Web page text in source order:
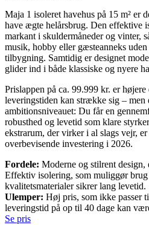
Maja 1 isoleret havehus på 15 m² er
have ægte helårsbrug. Den effektive
markant i skuldermåneder og vinter,
musik, hobby eller gæsteanneks
tilbygning. Samtidig er designet
glider ind i både klassiske og nyere
Prislappen på ca. 99.999 kr. er
leveringstiden kan strække sig – men
ambitionsniveauet: Du får en
robusthed og levetid som klare
ekstrarum, der virker i al slags vejr,
overbevisende investering i 2026.
Fordele: Moderne og stilrent design,
Effektiv isolering, som muliggør brug
kvalitetsmaterialer sikrer lang levetid.
Ulemper: Høj pris, som ikke passer
leveringstid på op til 40 dage kan
Se pris